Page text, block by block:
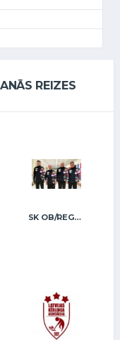
REIZES
SK OB/REGŽA MEN